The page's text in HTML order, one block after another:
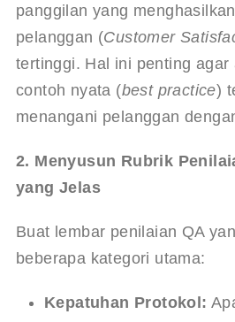
panggilan yang
pelanggan (Customer
tertinggi. Hal ini penting agar
contoh nyata (best practice)
menangani pelanggan
2. Menyusun Rubrik
yang Jelas
Buat lembar penilaian QA
beberapa kategori utama:
Kepatuhan Protokol: